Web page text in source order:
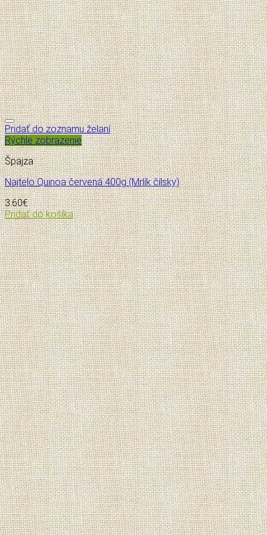
Pridať do zoznamu želaní
Rýchle zobrazenie
Špajza
Najtelo Quinoa červená 400g (Mrlík čílsky)
3.60€
Pridať do košíka